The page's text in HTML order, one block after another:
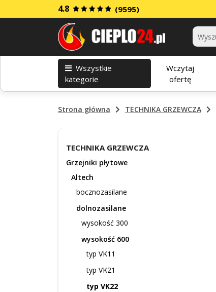
4.8 (9595)
Kategorie
Wszystkie
kategorie
Wczytaj
ofertę
Strona główna TECHNIKA GRZEWCZA
TECHNIKA GRZEWCZA
Grzejniki płytowe
Altech
bocznozasilane
dolnozasilane
wysokość 300
wysokość 600
typ VK11
typ VK21
typ VK22